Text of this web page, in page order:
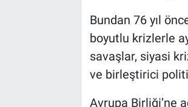
Bundan 76 yıl
boyutlu krizlerle
savaşlar, siyasi
ve birleştirici
Avrupa Birliği’ne